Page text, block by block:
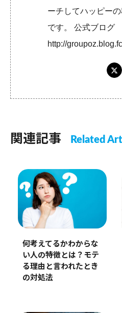
ーチしてハッピー
です。 公式ブログ
http://
関連記事 Related
何考えてるかわからな
い人の特徴とは？モテ
る理由と言われたとき
の対処法